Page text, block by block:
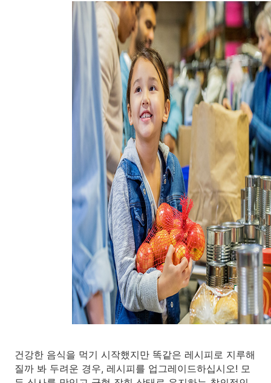
건강한 음식을 먹기 시작했지만 똑같은 레시피로 지루해
질까 봐 두려운 경우, 레시피를 업그레이드하십시오! 모